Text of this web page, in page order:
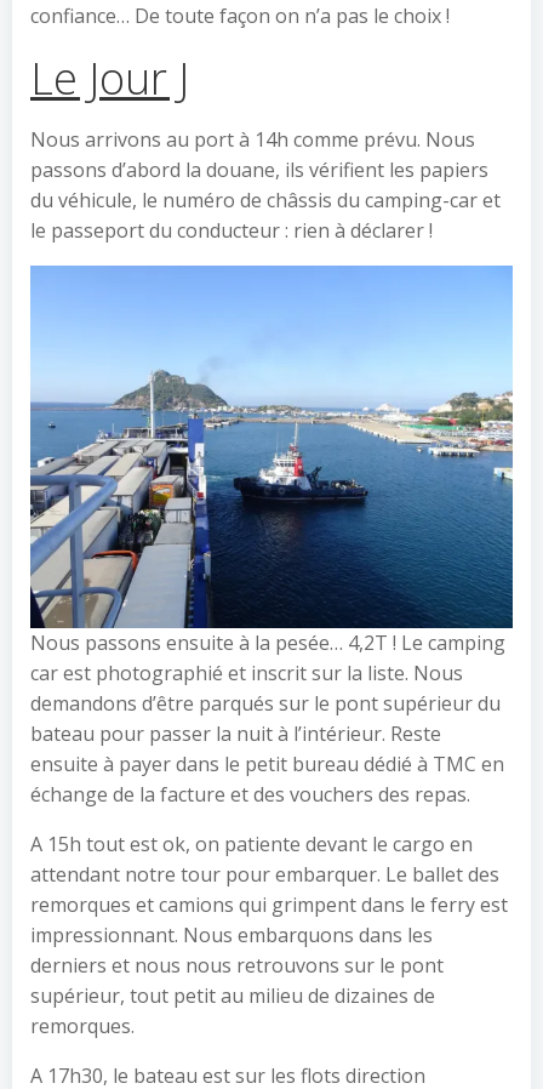
confiance… De toute façon on n’a pas le choix !
Le Jour J
Nous arrivons au port à 14h comme prévu. Nous
passons d’abord la douane, ils vérifient les papiers
du véhicule, le numéro de châssis du camping-car et
le passeport du conducteur : rien à déclarer !
Nous passons ensuite à la pesée… 4,2T ! Le camping
car est photographié et inscrit sur la liste. Nous
demandons d’être parqués sur le pont supérieur du
bateau pour passer la nuit à l’intérieur. Reste
ensuite à payer dans le petit bureau dédié à TMC en
échange de la facture et des vouchers des repas.
A 15h tout est ok, on patiente devant le cargo en
attendant notre tour pour embarquer. Le ballet des
remorques et camions qui grimpent dans le ferry est
impressionnant. Nous embarquons dans les
derniers et nous nous retrouvons sur le pont
supérieur, tout petit au milieu de dizaines de
remorques.
A 17h30, le bateau est sur les flots direction